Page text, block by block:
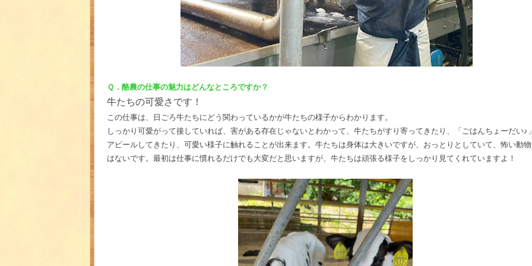
Ｑ．酪農の仕事の魅力はどんなところですか？
牛たちの可愛さです！
この仕事は、日ごろ牛たちにどう関わっているかが牛たちの様子からわかります。
しっかり可愛がって接していれば、害がある存在じゃないとわかって、牛たちがすり寄ってきたり、「ごはんちょーだい♪
アピールしてきたり、可愛い様子に触れることが出来ます。牛たちは身体は大きいですが、おっとりとしていて、怖い動
はないです。最初は仕事に慣れるだけでも大変だと思いますが、牛たちは頑張る様子をしっかり見てくれていますよ！